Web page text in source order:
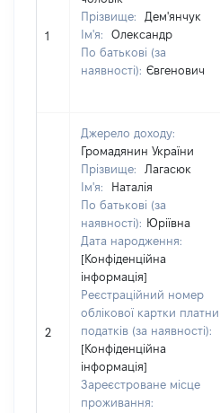
1
Прізвище:
Дем'янчук
Ім'я:
Олександр
По батькові (за
наявності): Євгенович
2
Джерело доходу:
Громадянин України
Прізвище:
Лагасюк
Ім'я:
Наталія
По батькові (за
наявності): Юріївна
Дата народження:
[Конфіденційна
інформація]
Реєстраційний номер
облікової картки
податків (за наявності):
[Конфіденційна
інформація]
Зареєстроване місце
проживання: